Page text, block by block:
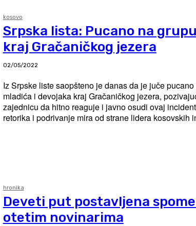
kosovo
Srpska lista: Pucano na
kraj Gračaničkog jezera
02/05/2022
Iz Srpske liste saopšteno je danas da je juče
mladića i devojaka kraj Gračaničkog jezera,
zajednicu da hitno reaguje i javno osudi ovaj incident.
retorika i podrivanje mira od strane lidera kosovskih
hronika
Deveti put postavljena
otetim novinarima